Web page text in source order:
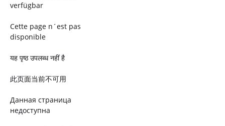
verfügbar
Cette page n´est pas
disponible
यह पृष्ठ उपलब्ध नहीं है
此页面当前不可用
Данная страница
недоступна